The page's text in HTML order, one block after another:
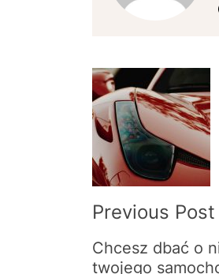
Post
Previous Post
Chcesz dbać o
twojego